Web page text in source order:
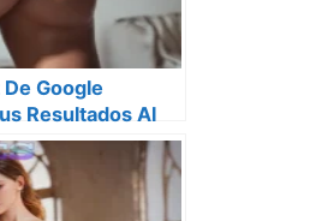
Google
Resultados Al
Millones